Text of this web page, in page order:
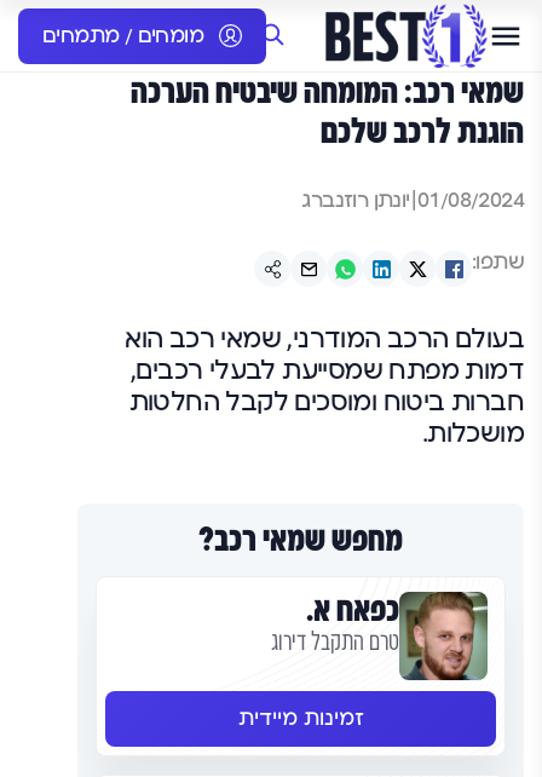
מומחים / מתמחים
שמאי רכב: המומחה שיבטיח הערכה
הוגנת לרכב שלכם
01/08/2024 יונתן רוזנברג
שתפו:
בעולם הרכב המודרני, שמאי רכב הוא
דמות מפתח שמסייעת לבעלי רכבים,
חברות ביטוח ומוסכים לקבל החלטות
מושכלות.
מחפש שמאי רכב?
כפאח א.
טרם התקבל דירוג
זמינות מיידית